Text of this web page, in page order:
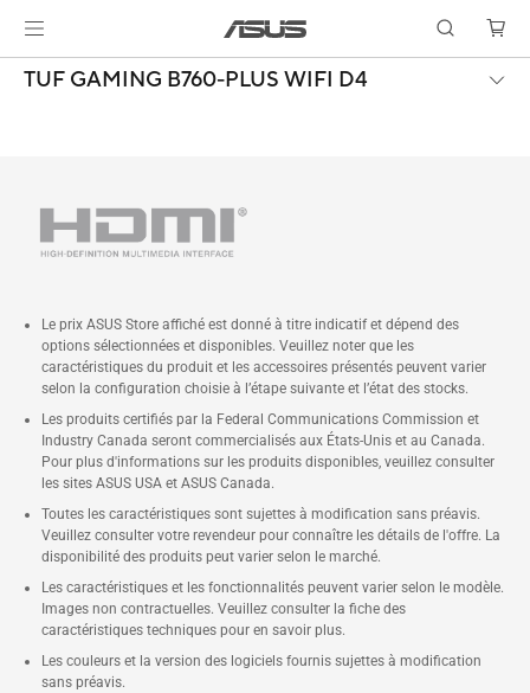
TUF GAMING B760-PLUS WIFI D4
Le prix ASUS Store affiché est donné à titre indicatif et dépend des
options sélectionnées et disponibles. Veuillez noter que les
caractéristiques du produit et les accessoires présentés peuvent varier
selon la configuration choisie à l’étape suivante et l’état des stocks.
Les produits certifiés par la Federal Communications Commission et
Industry Canada seront commercialisés aux États-Unis et au Canada.
Pour plus d'informations sur les produits disponibles, veuillez consulter
les sites ASUS USA et ASUS Canada.
Toutes les caractéristiques sont sujettes à modification sans préavis.
Veuillez consulter votre revendeur pour connaître les détails de l'offre. La
disponibilité des produits peut varier selon le marché.
Les caractéristiques et les fonctionnalités peuvent varier selon le modèle.
Images non contractuelles. Veuillez consulter la fiche des
caractéristiques techniques pour en savoir plus.
Les couleurs et la version des logiciels fournis sujettes à modification
sans préavis.